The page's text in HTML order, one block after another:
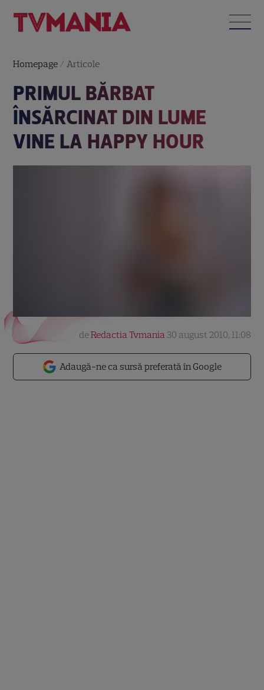
Homepage / Articole
PRIMUL BĂRBAT
ÎNSĂRCINAT DIN LUME
VINE LA HAPPY HOUR
Adaugă-ne ca sursă preferată în Google
deRedactia Tvmania 30 august 2010, 11:08